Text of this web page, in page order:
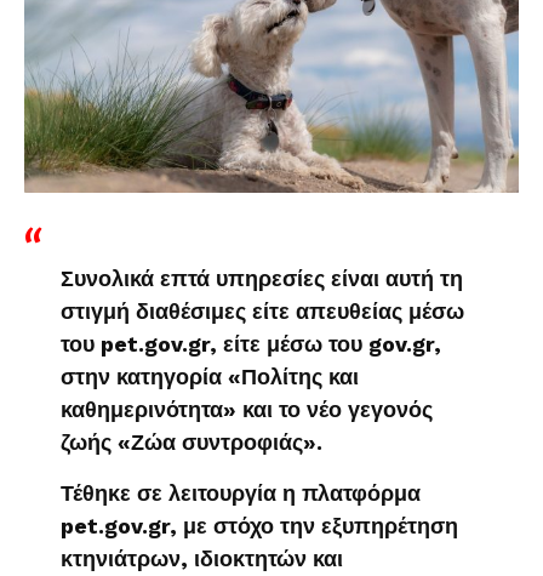
Συνολικά επτά υπηρεσίες είναι αυτή τη
στιγμή διαθέσιμες είτε απευθείας μέσω
του pet.gov.gr, είτε μέσω του gov.gr,
στην κατηγορία «Πολίτης και
καθημερινότητα» και το νέο γεγονός
ζωής «Ζώα συντροφιάς».
Τέθηκε σε λειτουργία η πλατφόρμα
pet.gov.gr, με στόχο την εξυπηρέτηση
κτηνιάτρων, ιδιοκτητών και